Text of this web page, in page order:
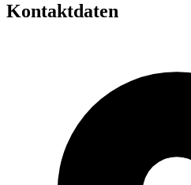
Kontaktdaten